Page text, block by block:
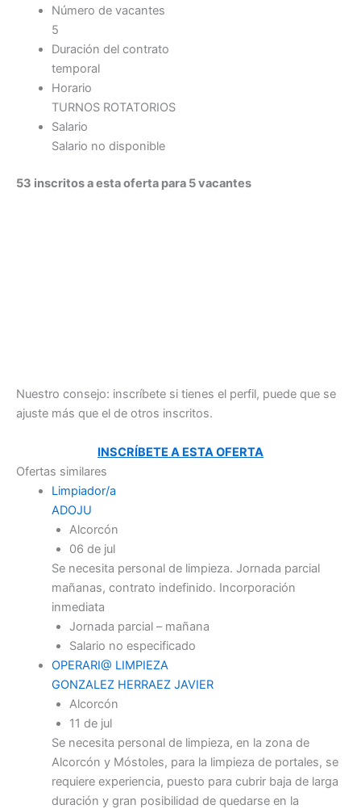
Número de vacantes
5
Duración del contrato
temporal
Horario
TURNOS ROTATORIOS
Salario
Salario no disponible
53 inscritos a esta oferta para 5 vacantes
Nuestro consejo: inscríbete si tienes el perfil, puede que se
ajuste más que el de otros inscritos.
INSCRÍBETE A ESTA OFERTA
Ofertas similares
Limpiador/a
ADOJU
Alcorcón
06 de jul
Se necesita personal de limpieza. Jornada parcial
mañanas, contrato indefinido. Incorporación
inmediata
Jornada parcial – mañana
Salario no especificado
OPERARI@ LIMPIEZA
GONZALEZ HERRAEZ JAVIER
Alcorcón
11 de jul
Se necesita personal de limpieza, en la zona de
Alcorcón y Móstoles, para la limpieza de portales, se
requiere experiencia, puesto para cubrir baja de larga
duración y gran posibilidad de quedarse en la